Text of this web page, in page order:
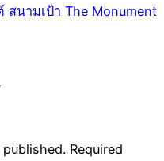
สนามเป้า The Monument
Required